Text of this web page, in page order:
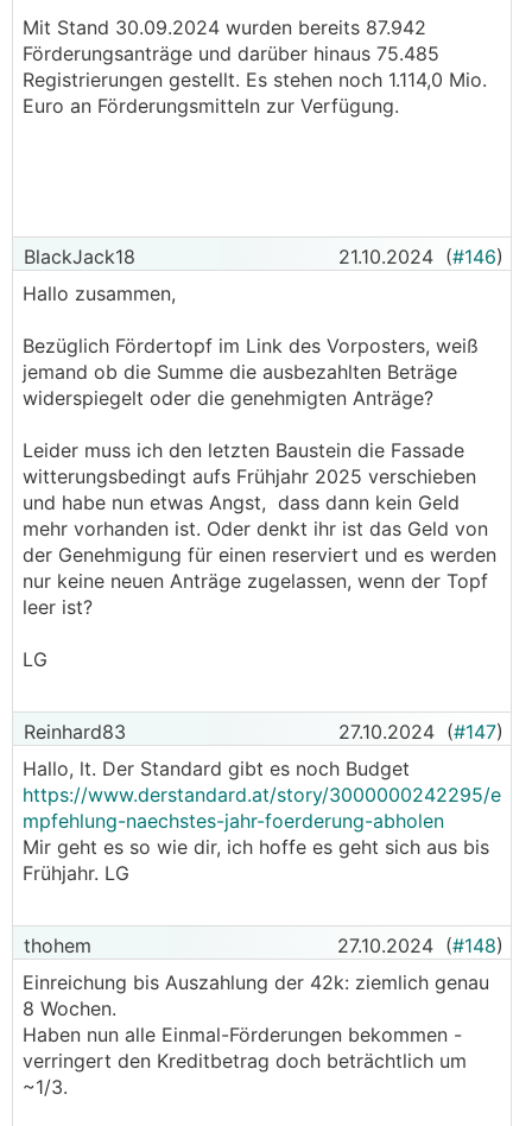
Mit Stand 30.09.2024 wurden bereits 87.942
Förderungsanträge und darüber hinaus 75.485
Registrierungen gestellt. Es stehen noch 1.114,0 Mio.
Euro an Förderungsmitteln zur Verfügung.
BlackJack18 21.10.2024 (#146)
Hallo zusammen,
Bezüglich Fördertopf im Link des Vorposters, weiß
jemand ob die Summe die ausbezahlten Beträge
widerspiegelt oder die genehmigten Anträge?
Leider muss ich den letzten Baustein die Fassade
witterungsbedingt aufs Frühjahr 2025 verschieben
und habe nun etwas Angst, dass dann kein Geld
mehr vorhanden ist. Oder denkt ihr ist das Geld von
der Genehmigung für einen reserviert und es werden
nur keine neuen Anträge zugelassen, wenn der Topf
leer ist?
LG
Reinhard83 27.10.2024 (#147)
Hallo, lt. Der Standard gibt es noch Budget
https://www.derstandard.at/story/3000000242295/e
mpfehlung-naechstes-jahr-foerderung-abholen
Mir geht es so wie dir, ich hoffe es geht sich aus bis
Frühjahr. LG
thohem 27.10.2024 (#148)
Einreichung bis Auszahlung der 42k: ziemlich genau
8 Wochen.
Haben nun alle Einmal-Förderungen bekommen -
verringert den Kreditbetrag doch beträchtlich um
~1/3.